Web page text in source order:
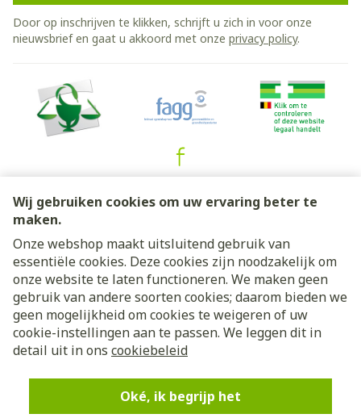
Wij gebruiken cookies om uw ervaring beter te
maken.
Onze webshop maakt uitsluitend gebruik van
essentiële cookies. Deze cookies zijn noodzakelijk om
onze website te laten functioneren. We maken geen
gebruik van andere soorten cookies; daarom bieden we
geen mogelijkheid om cookies te weigeren of uw
cookie-instellingen aan te passen. We leggen dit in
detail uit in ons cookiebeleid
Oké, ik begrijp het
Door op inschrijven te klikken, schrijft u zich in voor onze
nieuwsbrief en gaat u akkoord met onze privacy policy.
Juridische links